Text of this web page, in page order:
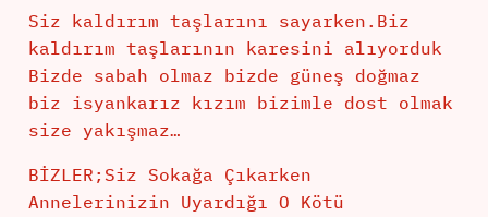
Siz kaldırım taşlarını sayarken.Biz
kaldırım taşlarının karesini alıyorduk
Bizde sabah olmaz bizde güneş doğmaz
biz isyankarız kızım bizimle dost olmak
size yakışmaz…
BİZLER;Siz Sokağa Çıkarken
Annelerinizin Uyardığı O Kötü